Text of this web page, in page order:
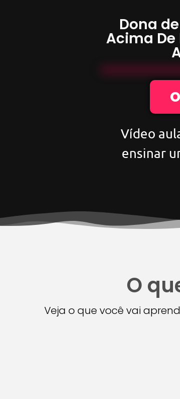
Dona
Acima De
Vídeo
ensinar
O
Veja o que você vai